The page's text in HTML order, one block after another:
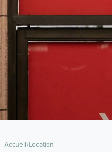
Accueil›Location